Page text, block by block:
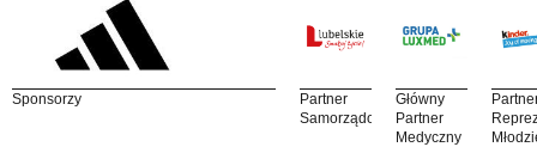
Sponsorzy
Partner
Samorządowy
Główny
Partner
Medyczny